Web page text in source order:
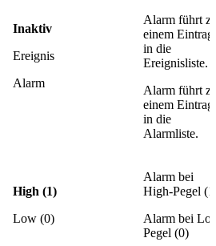
Inaktiv
Ereignis
Alarm
Alarm führt
einem Eintrag
in die
Ereignisliste.
Alarm führt
einem Eintrag
in die
Alarmliste.
High (1)
Low (0)
Alarm bei
High-Pegel
Alarm bei
Pegel (0)